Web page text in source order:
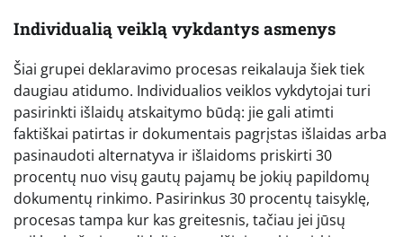
Individualią veiklą vykdantys asmenys
Šiai grupei deklaravimo procesas reikalauja šiek tiek
daugiau atidumo. Individualios veiklos vykdytojai turi
pasirinkti išlaidų atskaitymo būdą: jie gali atimti
faktiškai patirtas ir dokumentais pagrįstas išlaidas arba
pasinaudoti alternatyva ir išlaidoms priskirti 30
procentų nuo visų gautų pajamų be jokių papildomų
dokumentų rinkimo. Pasirinkus 30 procentų taisyklę,
procesas tampa kur kas greitesnis, tačiau jei jūsų